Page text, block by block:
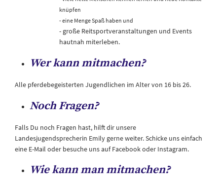
knüpfen
- eine Menge Spaß haben und
- große Reitsportveranstaltungen und Events
hautnah miterleben.
Wer kann mitmachen?
Alle pferdebegeisterten Jugendlichen im Alter von 16 bis 26.
Noch Fragen?
Falls Du noch Fragen hast, hilft dir unsere
Landesjugendsprecherin Emily gerne weiter. Schicke uns einfach
eine E-Mail oder besuche uns auf Facebook oder Instagram.
Wie kann man mitmachen?